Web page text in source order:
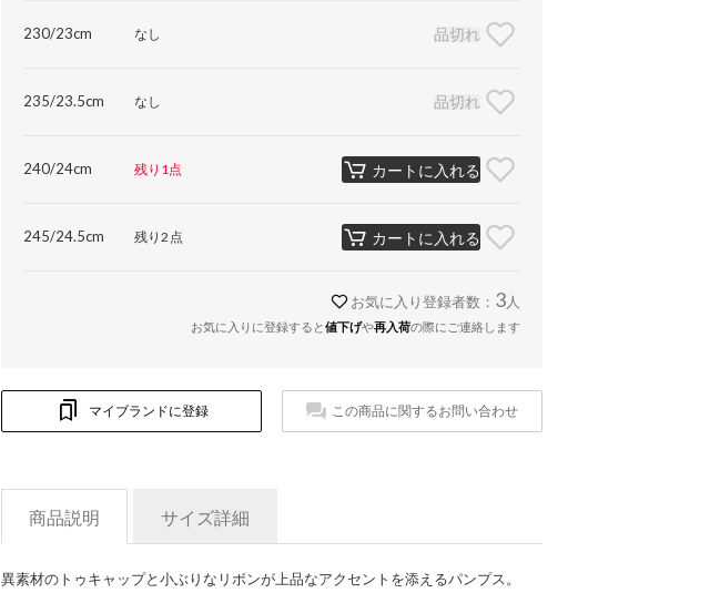
230/23cm なし 品切れ
235/23.5cm なし 品切れ
240/24cm 残り1点 カートに入れる
245/24.5cm 残り2点 カートに入れる
お気に入り登録者数： 3 人
お気に入りに登録すると値下げや再入荷の際にご連絡します
マイブランドに登録 この商品に関するお問い合わせ
商品説明 サイズ詳細
異素材のトゥキャップと小ぶりなリボンが上品なアクセントを添えるパンプス。